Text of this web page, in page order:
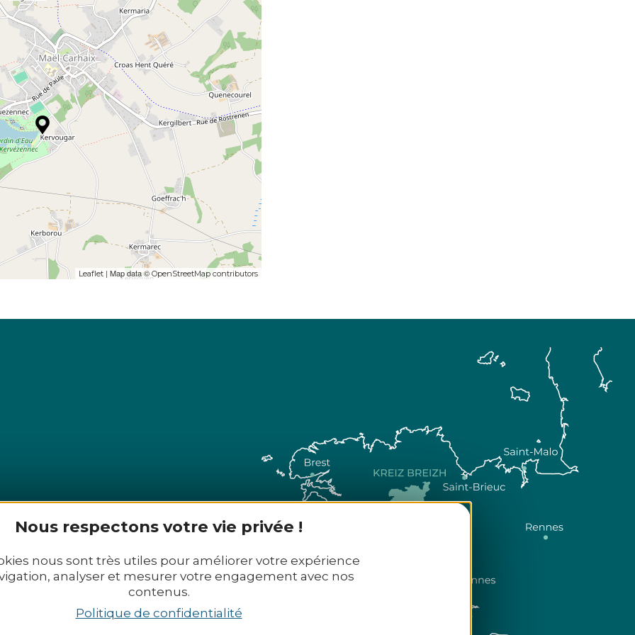
Nous respectons votre vie privée !
nous sont très utiles pour améliorer votre expérience
analyser et mesurer votre engagement avec nos
contenus.
Politique de confidentialité
Leaflet| Map data © OpenStreetMap contributors
02 72 - Mail : office@tourismekb.bzh
Nos brochures